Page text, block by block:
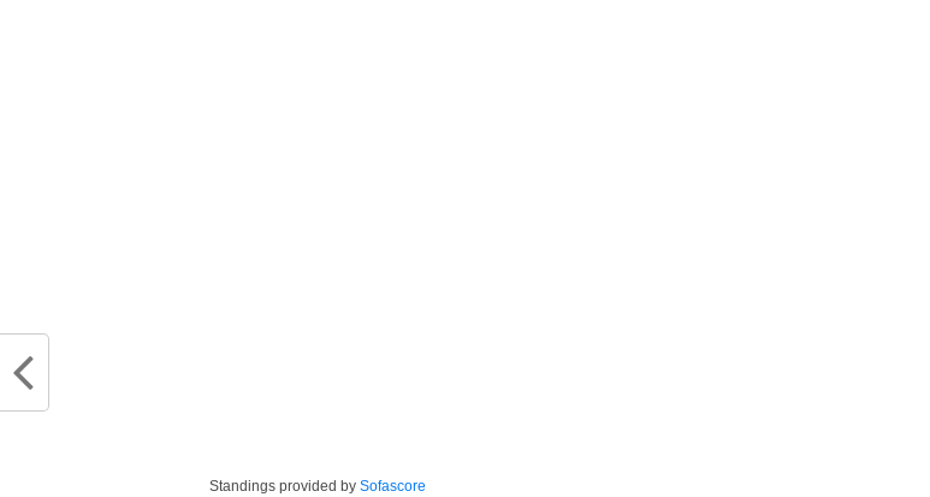
Standings provided by Sofascore